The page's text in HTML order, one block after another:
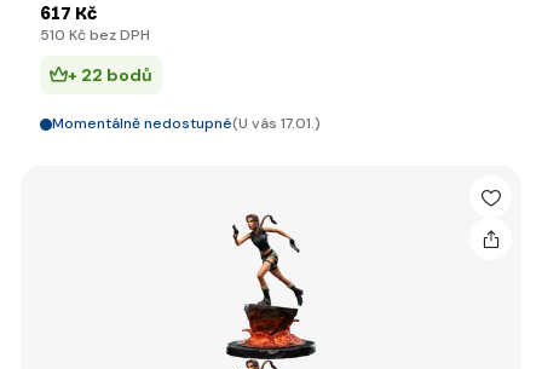
617 Kč
510 Kč bez DPH
+ 22 bodů
Momentálně nedostupné(U vás 17.01.)